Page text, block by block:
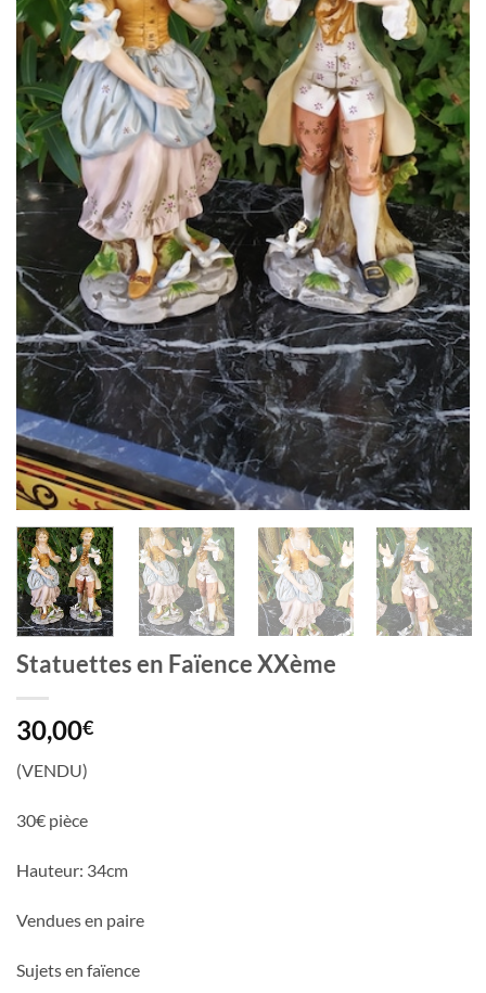
Statuettes en Faïence XXème
30,00€
(VENDU)
30€ pièce
Hauteur: 34cm
Vendues en paire
Sujets en faïence